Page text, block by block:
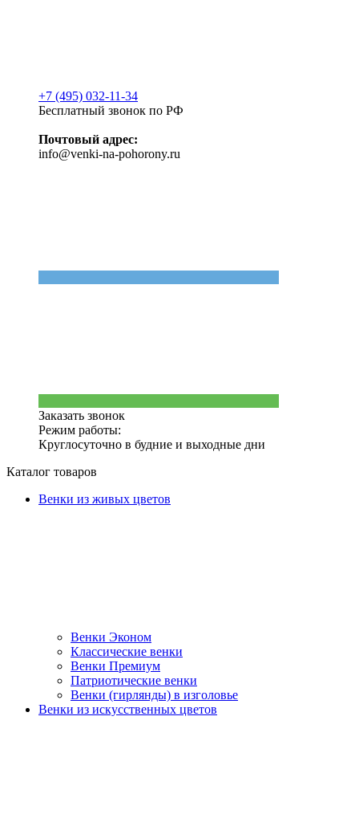
+7 (495) 032-11-34
Бесплатный звонок по РФ
Почтовый адрес:
info@venki-na-pohorony.ru
Заказать звонок
Режим работы:
Круглосуточно в будние и выходные дни
Каталог товаров
Венки из живых цветов
Венки Эконом
Классические венки
Венки Премиум
Патриотические венки
Венки (гирлянды) в изголовье
Венки из искусственных цветов